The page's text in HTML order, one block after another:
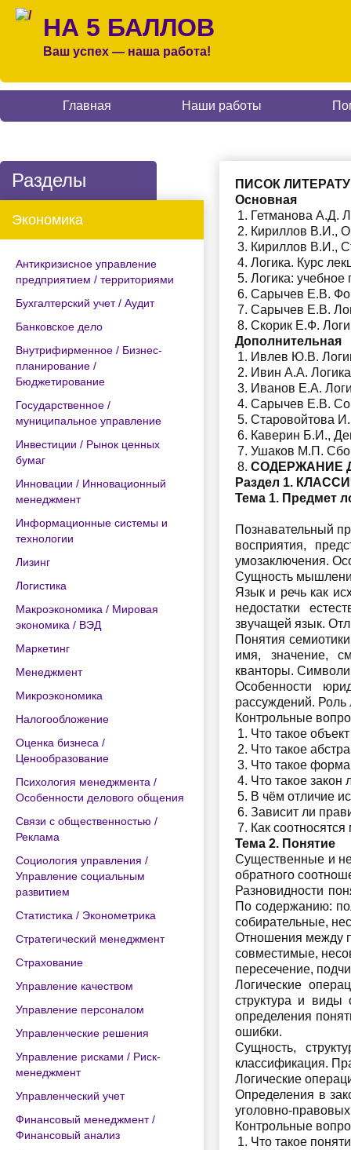
НА 5 БАЛЛОВ
Ваш успех — наша работа!
Главная Наши работы
Разделы
Экономика
Антикризисное управление
предприятием / территориями
Бухгалтерский учет / Аудит
Банковское дело
Внутрифирменное / Бизнес-
планирование /
Бюджетирование
Государственное /
муниципальное управление
Инвестиции / Рынок ценных
бумаг
Инновации / Инновационный
менеджмент
Информационные системы и
технологии
Лизинг
Логистика
Макроэкономика / Мировая
экономика / ВЭД
Маркетинг
Менеджмент
Микроэкономика
Налогообложение
Оценка бизнеса /
Ценообразование
Психология менеджмента /
Особенности делового общения
Связи с общественностью /
Реклама
Социология управления /
Управление социальным
развитием
Статистика / Эконометрика
Стратегический менеджмент
Страхование
Управление качеством
Управление персоналом
Управленческие решения
Управление рисками / Риск-
менеджмент
Управленческий учет
Финансовый менеджмент /
Финансовый анализ
ПИСОК
Основная
Гетманова А.Д.
Кириллов В.И.,
Кириллов В.И.,
Логика. Курс
Логика:
Сарычев Е.В.
Сарычев Е.В.
Скорик Е.Ф.
Дополнительная
Ивлев Ю.В.
Ивин А.А.
Иванов Е.А.
Сарычев Е.В.
Старовойтова
Каверин Б.И.,
Ушаков М.П.
СОДЕРЖАНИЕ
Раздел 1.
Тема 1. Предмет
Познавательный
восприятия,
умозаключения.
Сущность
Язык и речь как
недостатки
звучащей язык.
Понятия
имя, значение,
кванторы.
Особенности
рассуждений. Роль
Контрольные
Что такое
Что такое
Что такое
Что такое закон
В чём отличие
Зависит ли
Как
Тема 2. Понятие
Существенные и
обратного
Разновидности
По содержанию:
собирательные,
Отношения между
совместимые,
пересечение,
Логические
структура и
определения
ошибки.
Сущность,
классификация.
Логические
Определения в
уголовно-
Контрольные
Что такое